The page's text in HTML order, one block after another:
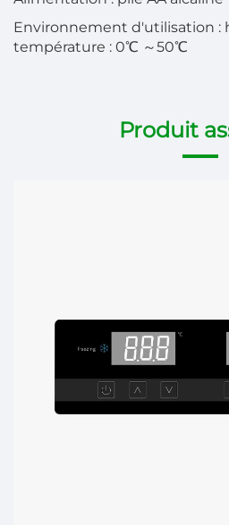
Environnement d'utilisation :
température : 0℃ ～50℃
Produit